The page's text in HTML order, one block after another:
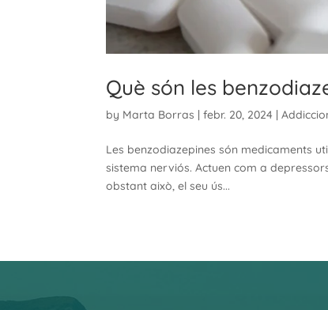
Què són les
by Marta Borras |febr. 20, 2024 |
Les benzodiazepines són medicaments
sistema nerviós. Actuen com a
obstant això, el seu ús...